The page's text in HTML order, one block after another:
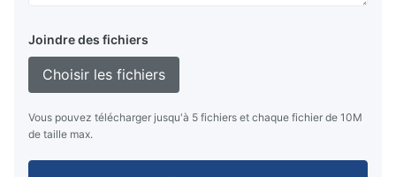
Joindre des fichiers
Choisir les fichiers
Vous pouvez télécharger jusqu'à 5 fichiers et chaque fichier de 10M
de taille max.